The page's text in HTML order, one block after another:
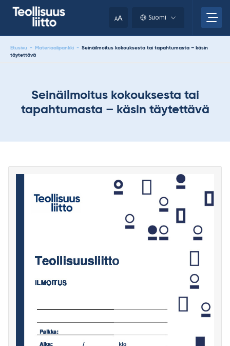
AA Suomi
Etusivu - Materiaalipankki - Seinäilmoitus kokouksesta tai tapahtumasta – käsin
täytettävä
Seinäilmoitus kokouksesta tai
tapahtumasta – käsin täytettävä
clipboard.)